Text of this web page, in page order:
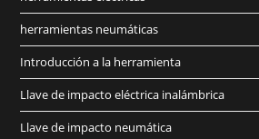
herramientas neumáticas
Introducción a la herramienta
Llave de impacto eléctrica inalámbrica
Llave de impacto neumática